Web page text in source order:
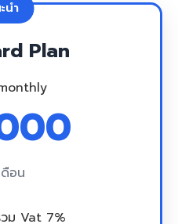
Plan
อน
วม Vat 7%